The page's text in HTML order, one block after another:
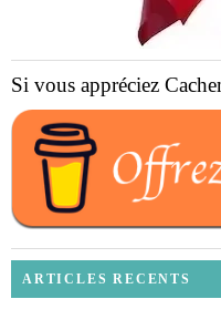
Si vous appréciez
ARTICLES RECENTS